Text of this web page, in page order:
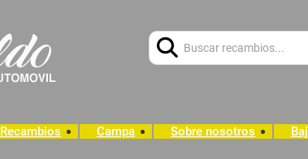
Recambios Campa Sobre nosotros